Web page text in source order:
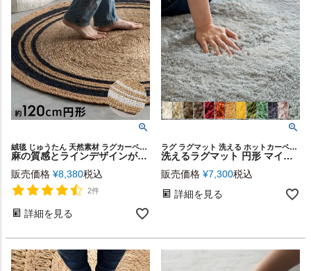
絨毯 じゅうたん 天然素材 ラグカーペット ラウンド ハンドメイド ベッドサイド 寝室 リビング ダイニング 海外インテリア 韓国インテリア 新生活 模様替え ギフト プレゼント
麻の質感とラインデザインが映える円形ジュートラグ 直径120cm インド製 [34531]
販売価格 ¥8,380税込
2件
詳細を見る
ラグ ラグマット 洗える ホットカーペット対応 ネイビー セピア
洗えるラグマット 円形 マイクロファイバーフラッフィラグカーペット[約185cm円形] 【生活雑貨のELEMENTS本店】
販売価格 ¥7,300税込
詳細を見る